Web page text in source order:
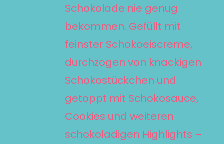
OPTIONEN
KÖNNEN
PRODUKTSEITE
GEWÄHLT
WERDEN
Schokolade nie genug
bekommen. Gefüllt mit
feinster Schokoeiscreme,
durchzogen von knackigen
Schokostückchen und
getoppt mit Schokosauce,
Cookies und weiteren
schokoladigen Highlights –